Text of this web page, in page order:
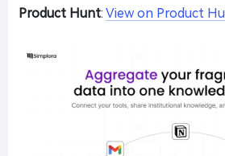
Product Hunt: View on Product